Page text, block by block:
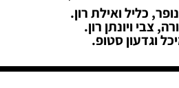
כליל ואילת רון.
צבי ויונתן רון.
וגדעון סטופ.